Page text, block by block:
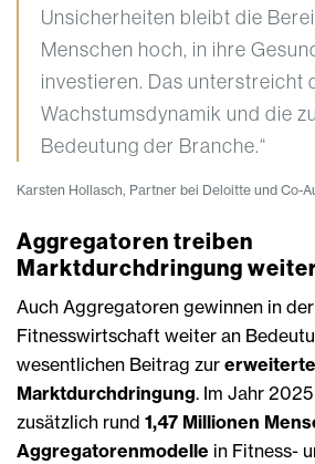
Unsicherheiten bleibt die
Menschen hoch, in ihre
investieren. Das unterstreicht
Wachstumsdynamik und die
Bedeutung der Branche.“
Karsten Hollasch, Partner bei Deloitte und Co-
Aggregatoren treiben
Marktdurchdringung
Auch Aggregatoren gewinnen in
Fitnesswirtschaft weiter an
wesentlichen Beitrag zur
Marktdurchdringung. Im Jahr
zusätzlich rund 1,47 Millionen
Aggregatorenmodelle in Fitness-